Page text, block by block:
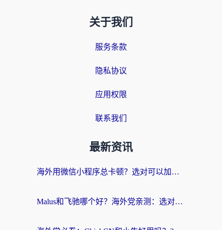
关于我们
服务条款
隐私协议
应用权限
联系我们
最新资讯
海外用微信小程序总卡顿？选对可以加速微信小程序的加速器就够了（含老挝可用&Mac端推荐）
Malus和飞驰哪个好？海外党亲测：选对回国加速器才能无缝刷剧玩国服